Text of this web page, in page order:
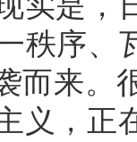
秩序、
而来。
义，正